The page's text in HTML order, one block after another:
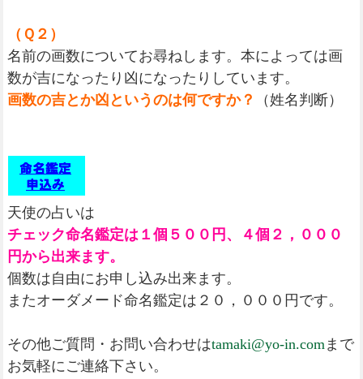
（Ｑ２）
名前の画数についてお尋ねします。本によっては画
数が吉になったり凶になったりしています。
画数の吉とか凶というのは何ですか？
（姓名判断）
天使の占いは
チェック命名鑑定は１個５００円、４個２，０００
円から出来ます。
個数は自由にお申し込み出来ます。
またオーダメード命名鑑定は２０，０００円です。
その他ご質問・お問い合わせはtamaki@yo-in.comまで
お気軽にご連絡下さい。